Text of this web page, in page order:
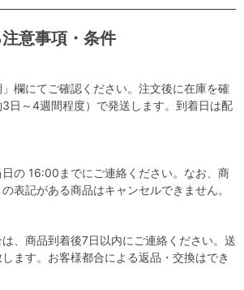
意事項・条件
欄にてご確認ください。注文後に在庫を確
日～4週間程度）で発送します。到着日は配
の 16:00までにご連絡ください。なお、商
表記がある商品はキャンセルできません。
、商品到着後7日以内にご連絡ください。送
ます。お客様都合による返品・交換はでき